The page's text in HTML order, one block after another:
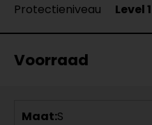
Protectieniveau
Level 1
Voorraad
Maat:S